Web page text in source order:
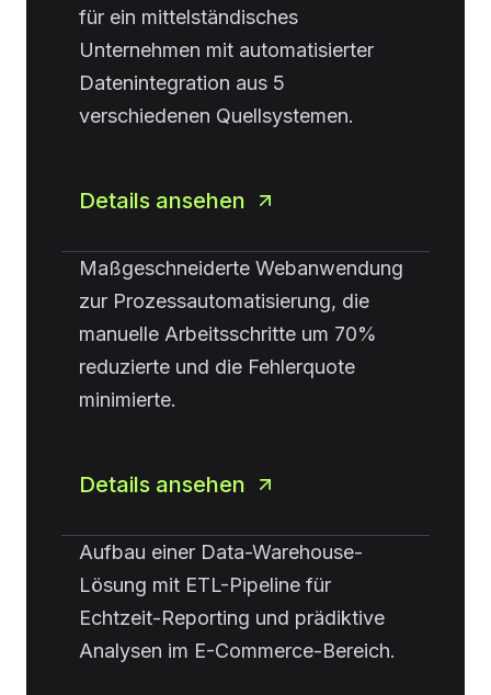
für ein mittelständisches
Unternehmen mit automatisierter
Datenintegration aus 5
verschiedenen Quellsystemen.
Details ansehen
Maßgeschneiderte Webanwendung
zur Prozessautomatisierung, die
manuelle Arbeitsschritte um 70%
reduzierte und die Fehlerquote
minimierte.
Details ansehen
Aufbau einer Data-Warehouse-
Lösung mit ETL-Pipeline für
Echtzeit-Reporting und prädiktive
Analysen im E-Commerce-Bereich.